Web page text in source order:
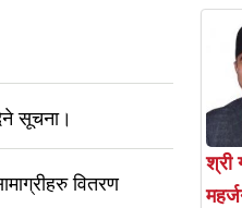
सूचना।
वितरण
श्री